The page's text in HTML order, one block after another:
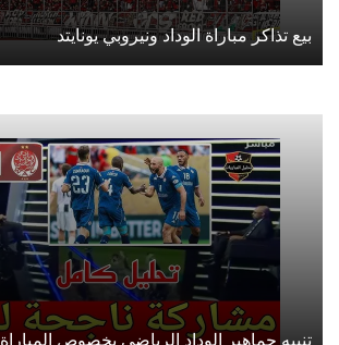
بيع تذاكر مباراة الوداد ونيروبي يونايتد
تنبيه جماهير الوداد الرياضي بخصوص المباراة